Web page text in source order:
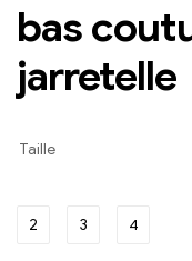
bas
jarretelle
Taille
2 3 4